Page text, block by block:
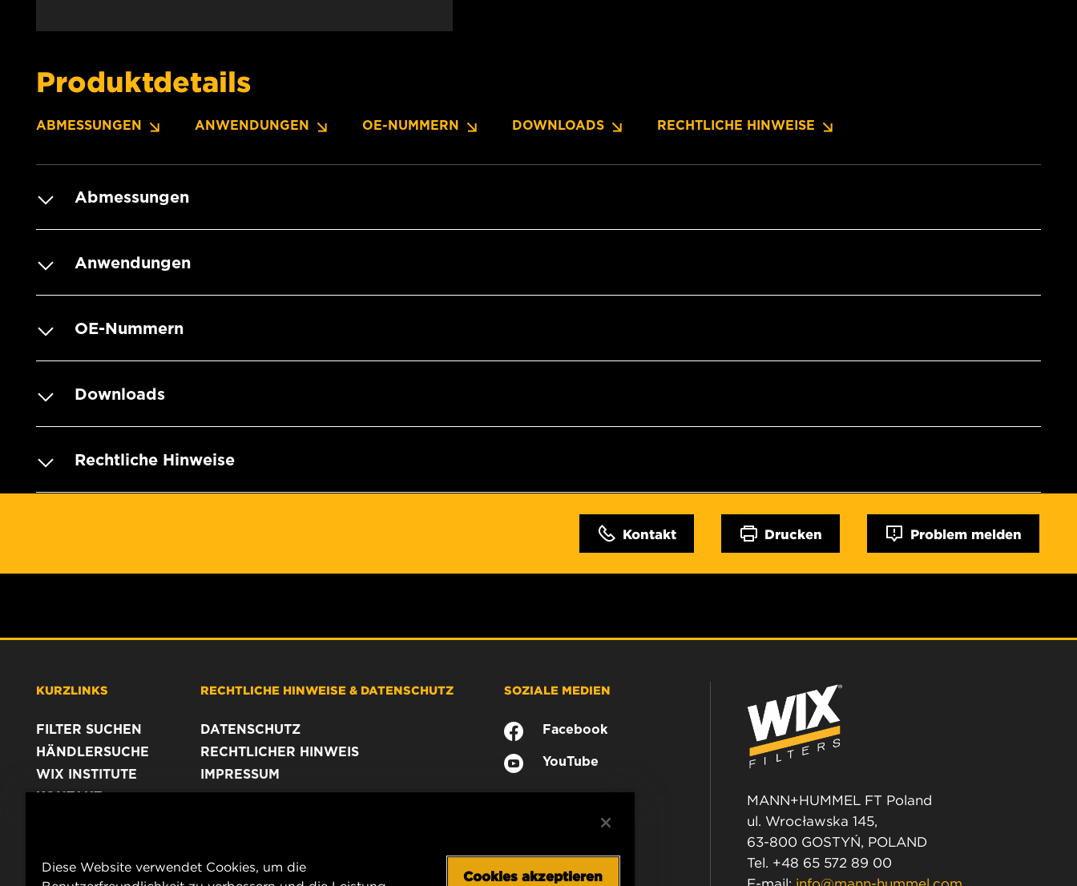
Produktdetails
ABMESSUNGEN ANWENDUNGEN OE-NUMMERN DOWNLOADS RECHTLICHE HINWEISE
Abmessungen
Anwendungen
OE-Nummern
Downloads
Rechtliche Hinweise
Kontakt Drucken Problem melden
KURZLINKS
FILTER SUCHEN
HÄNDLERSUCHE
WIX INSTITUTE
KONTAKT
RECHTLICHE HINWEISE & DATENSCHUTZ
DATENSCHUTZ
RECHTLICHER HINWEIS
IMPRESSUM
SOZIALE MEDIEN
Facebook
YouTube
MANN+HUMMEL FT Poland
ul. Wrocławska 145,
63-800 GOSTYŃ, POLAND
Tel. +48 65 572 89 00
Diese Website verwendet Cookies, um die
Cookies akzeptieren